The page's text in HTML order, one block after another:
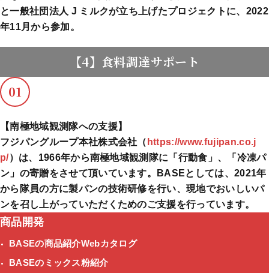
と一般社団法人 J ミルクが立ち上げたプロジェクトに、2022
年11月から参加。
【4】食料調達サポート
01
【南極地域観測隊への支援】
フジパングループ本社株式会社（ https://www.fujipan.co.j
p/）は、1966年から南極地域観測隊に「行動食」、「冷凍パ
ン」の寄贈をさせて頂いています。BASEとしては、2021年
から隊員の方に製パンの技術研修を行い、現地でおいしいパ
ンを召し上がっていただくためのご支援を行っています。
商品開発
BASEの商品紹介Webカタログ
BASEのミックス粉紹介